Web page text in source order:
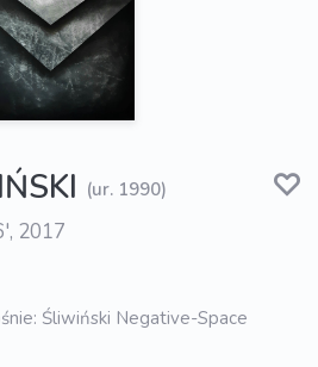
(ur. 1990)
2017
Śliwiński Negative-Space